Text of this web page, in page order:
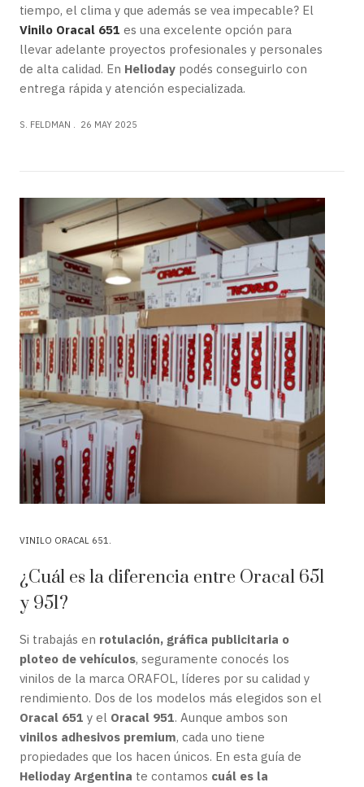
tiempo, el clima y que además se vea impecable? El
Vinilo Oracal 651 es una excelente opción para
llevar adelante proyectos profesionales y personales
de alta calidad. En Helioday podés conseguirlo con
entrega rápida y atención especializada.
S. FELDMAN 26 MAY 2025
VINILO ORACAL 651
¿Cuál es la diferencia entre Oracal 651
y 951?
Si trabajás en rotulación, gráfica publicitaria o
ploteo de vehículos, seguramente conocés los
vinilos de la marca ORAFOL, líderes por su calidad y
rendimiento. Dos de los modelos más elegidos son el
Oracal 651 y el Oracal 951. Aunque ambos son
vinilos adhesivos premium, cada uno tiene
propiedades que los hacen únicos. En esta guía de
Helioday Argentina te contamos cuál es la